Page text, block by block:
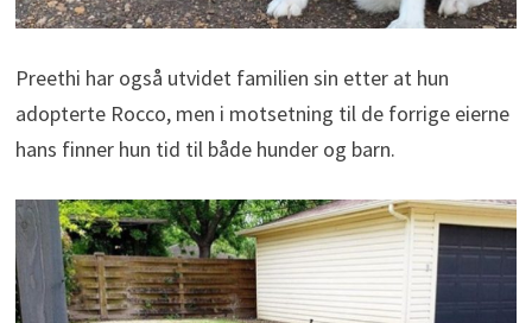
Preethi har også utvidet familien sin etter at hun
adopterte Rocco, men i motsetning til de forrige eierne
hans finner hun tid til både hunder og barn.